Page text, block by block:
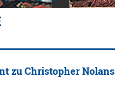
zu Christopher Nolans